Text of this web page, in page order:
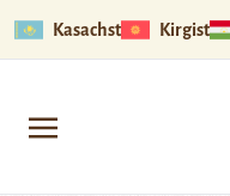
Kasachstan Kirgistan